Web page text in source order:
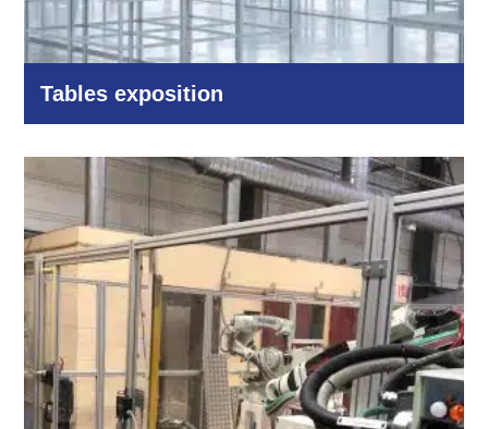
Tables exposition
Autres domaines